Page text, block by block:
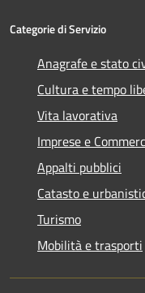
Categorie di Servizio
Anagrafe e stato
Cultura e tempo
Vita lavorativa
Imprese e
Appalti pubblici
Catasto e
Turismo
Mobilità e trasporti